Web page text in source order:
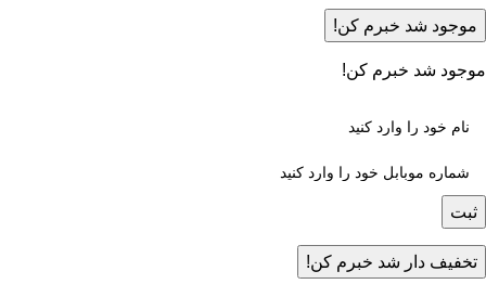
موجود شد خبرم کن!
موجود شد خبرم کن!
ثبت
تخفیف دار شد خبرم کن!